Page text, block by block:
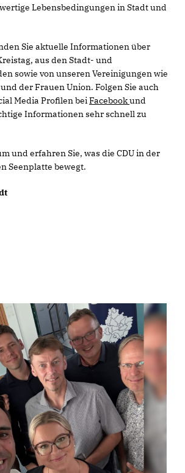
Lebensbedingungen in Stadt und
Sie aktuelle Informationen über
aus den Stadt- und
sowie von unseren Vereinigungen wie
der Frauen Union. Folgen Sie auch
Media Profilen beiFacebookund
Informationen sehr schnell zu
und erfahren Sie, was die CDU in der
Seenplatte bewegt.